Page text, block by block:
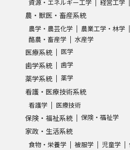
ユーザーサポ
Ｑ＆Ａ よくあるご
資料の料金の
個人情報取扱規定
受験情報リンク
資源・エネルギー工学
経営工学
農・獣医・畜産系統
農学・農芸化学 農業工学・林学
酪農・畜産学
水産学
医療系統 医学
歯学系統 歯学
薬学系統 薬学
看護・医療技術系統
看護学 医療技術
保険・福祉系統 保険・福祉学
家政・生活系統
食物・栄養学 被服学 児童学